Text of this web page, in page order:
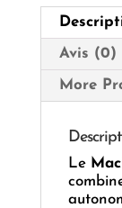
8GB
SSD
Écran
Retina
Avis (0)
More
Le